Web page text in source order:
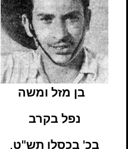
בן מזל ומשה
נפל בקרב
בכ' בכסלו תש"ט,